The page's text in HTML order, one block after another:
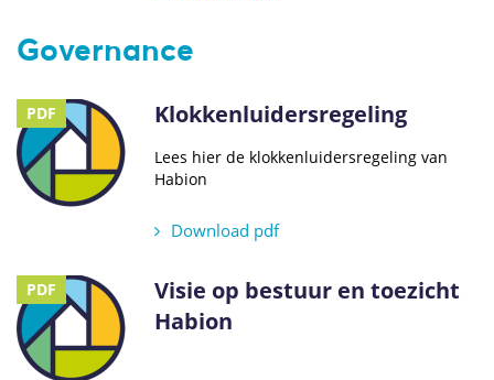
Governance
PDF Klokkenluidersregeling
Lees hier de klokkenluidersregeling van
Habion
Download pdf
PDF
Visie op bestuur en toezicht
Habion